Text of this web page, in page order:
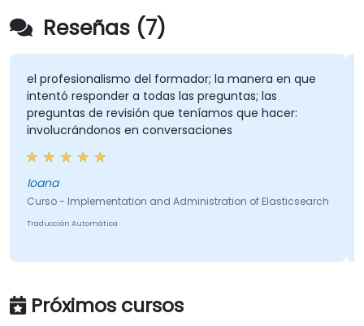
Reseñas (7)
el profesionalismo del formador; la manera en que
intentó responder a todas las preguntas; las
preguntas de revisión que teníamos que hacer:
involucrándonos en conversaciones
Ioana
Curso - Implementation and Administration of Elasticsearch
Traducción Automática
Próximos cursos